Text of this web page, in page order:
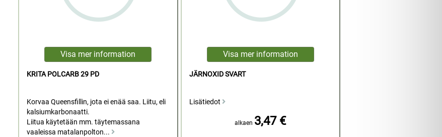
KRITA POLCARB 29 PD
Korvaa Queensfillin, jota ei enää saa. Liitu, eli
kalsiumkarbonaatti.
Liitua käytetään mm. täytemassana
vaaleissa matalanpolton...
JÄRNOXID SVART
Lisätiedot
alkaen 3,47 €